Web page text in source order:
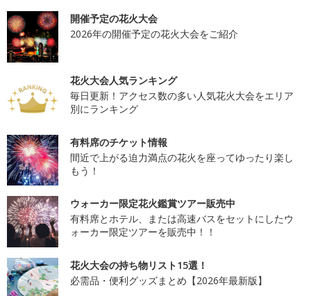
開催予定の花火大会
2026年の開催予定の花火大会をご紹介
花火大会人気ランキング
毎日更新！アクセス数の多い人気花火大会をエリア
別にランキング
有料席のチケット情報
間近で上がる迫力満点の花火を座ってゆったり楽し
もう！
ウォーカー限定花火鑑賞ツアー販売中
有料席とホテル、または高速バスをセットにしたウ
ォーカー限定ツアーを販売中！！
花火大会の持ち物リスト15選！
必需品・便利グッズまとめ【2026年最新版】